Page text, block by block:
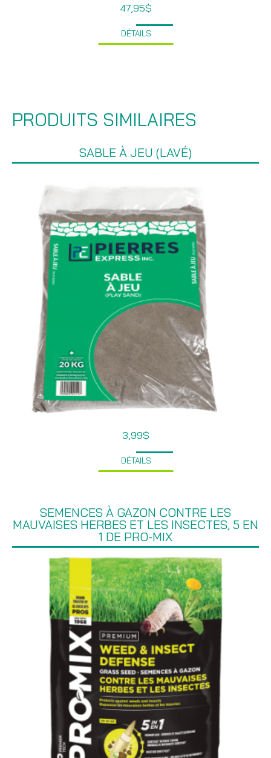
47,95$
DÉTAILS
PRODUITS SIMILAIRES
SABLE À JEU (LAVÉ)
3,99$
DÉTAILS
SEMENCES À GAZON CONTRE LES
MAUVAISES HERBES ET LES INSECTES, 5 EN
1 DE PRO-MIX